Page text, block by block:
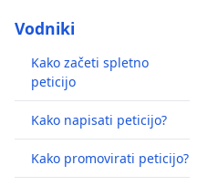
Vodniki
Kako začeti spletno
peticijo
Kako napisati peticijo?
Kako promovirati peticijo?